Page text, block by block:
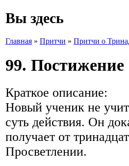
Вы здесь
Главная » Притчи » Притчи о
99. Постижение
Краткое описание:
Новый ученик не
суть действия. Он
получает от
Просветлении.